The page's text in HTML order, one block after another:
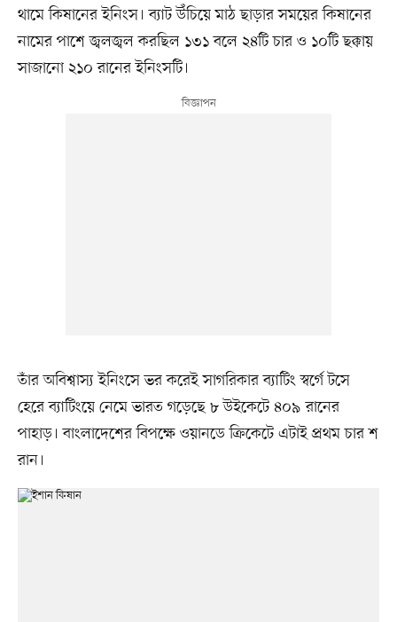
থামে কিষানের ইনিংস। ব্যাট উঁচিয়ে মাঠ ছাড়ার সময়ের কিষানের
নামের পাশে জ্বলজ্বল করছিল ১৩১ বলে ২৪টি চার ও ১০টি ছক্কায়
সাজানো ২১০ রানের ইনিংসটি।
তাঁর অবিশ্বাস্য ইনিংসে ভর করেই সাগরিকার ব্যাটিং স্বর্গে টসে
হেরে ব্যাটিংয়ে নেমে ভারত গড়েছে ৮ উইকেটে ৪০৯ রানের
পাহাড়। বাংলাদেশের বিপক্ষে ওয়ানডে ক্রিকেটে এটাই প্রথম চার শ
রান।